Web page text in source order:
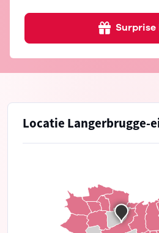
Surprise
Locatie Langerbrugge-